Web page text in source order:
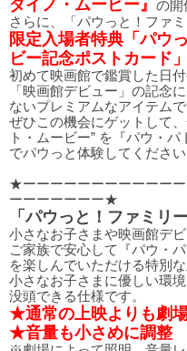
ダイノ・ムービー』
の開
さらに、「パウっと！ファ
限定入場者特典「パウ
ビー記念ポストカード」
初めて映画館で鑑賞した日
「映画館デビュー」の記念
ないプレミアムなアイテムで
ぜひこの機会にゲットして
ト・ムービー” を『パウ・
でパウっと体験してください
★ーーーーーーーーーーー
ーーーーーーー★
「パウっと！ファミリ
小さなお子さまや映画館デ
ご家族で安心して『パウ・
を楽しんでいただける特別な
小さなお子さまに優しい環
没頭できる仕様です。
★通常の上映よりも劇
★音量も小さめに調整